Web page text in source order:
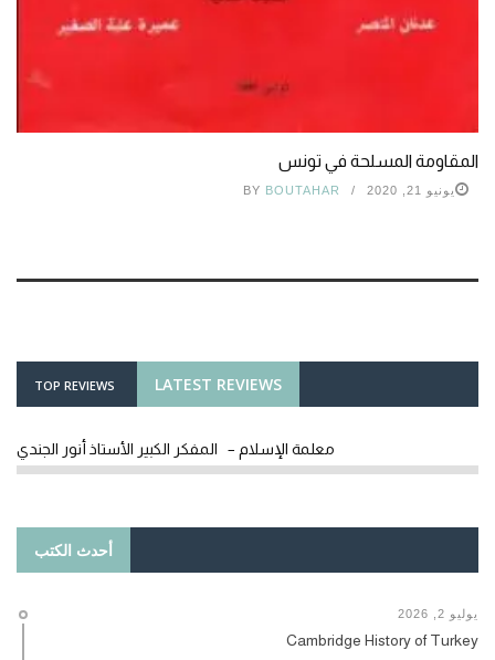
المقاومة المسلحة في تونس
يونيو 21, 2020 BY BOUTAHAR
LATEST REVIEWS
TOP REVIEWS
معلمة الإسلام – المفكر الكبير الأستاذ أنور الجندي
أحدث الكتب
يوليو 2, 2026
Cambridge History of Turkey